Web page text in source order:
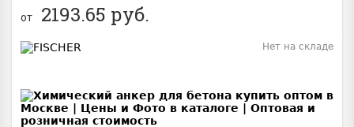
от 2193.65 руб.
Нет на складе